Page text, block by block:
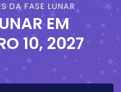
DA FASE LUNAR
EM
10, 2027